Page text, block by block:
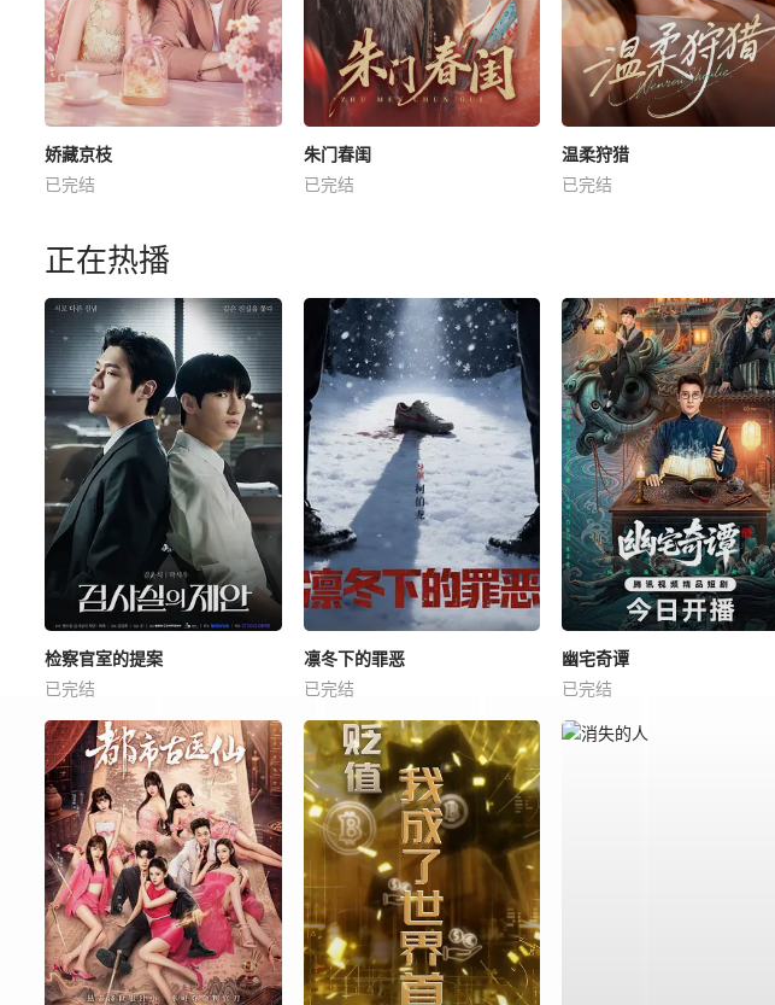
娇藏京枝
已完结
朱门春闺
已完结
温柔狩猎
已完结
正在热播
检察官室的提案
已完结
凛冬下的罪恶
已完结
幽宅奇谭
已完结